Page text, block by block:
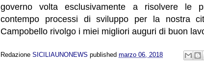
governo volta esclusivamente a risolvere le
contempo processi di sviluppo per la nostra
Campobello rivolgo i miei migliori auguri di buon
Redazione SICILIAUNONEWS published marzo 06, 2018